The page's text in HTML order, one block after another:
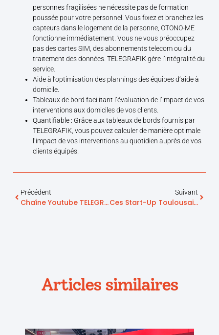
personnes fragilisées ne nécessite pas de formation
poussée pour votre personnel. Vous fixez et branchez les
capteurs dans le logement de la personne, OTONO-ME
fonctionne immédiatement. Vous ne vous préoccupez
pas des cartes SIM, des abonnements telecom ou du
traitement des données. TELEGRAFIK gère l’intégralité du
service.
Aide à l’optimisation des plannings des équipes d’aide à
domicile.
Tableaux de bord facilitant l’évaluation de l’impact de vos
interventions aux domiciles de vos clients.
Quantifiable : Grâce aux tableaux de bords fournis par
TELEGRAFIK, vous pouvez calculer de manière optimale
l’impact de vos interventions au quotidien auprès de vos
clients équipés.
Précédent
Chaîne Youtube TELEGRAFIK
Suivant
Ces Start-Up Toulousaines Qui Inventent Le Futur
Articles similaires